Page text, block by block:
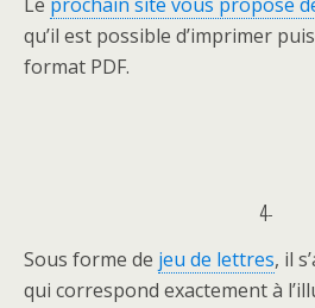
qu’il est possible d’imprimer
format PDF.
4-
Sous forme de jeu de lettres, il
qui correspond exactement à